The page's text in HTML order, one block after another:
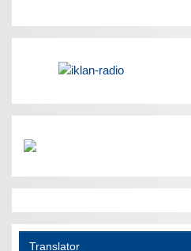
Translator